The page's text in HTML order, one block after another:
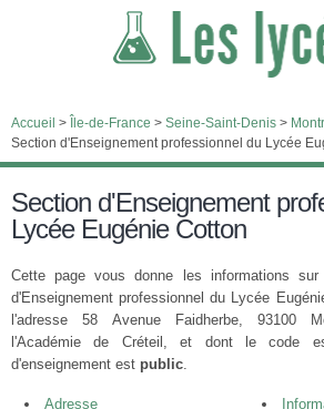
Accueil > Île-de-France > Seine-Saint-Denis >
Section d'Enseignement professionnel du Lycée
Section d'Enseignement
Lycée Eugénie Cotton
Cette page vous donne les informations sur
d'Enseignement professionnel du Lycée
l'adresse 58 Avenue Faidherbe, 93100
l'Académie de Créteil, et dont le code
d'enseignement est public.
Adresse